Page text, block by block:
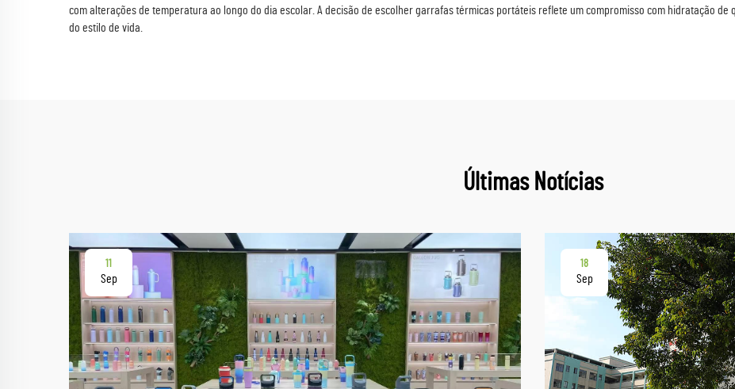
com alterações de temperatura ao longo do dia escolar. A decisão de escolher garrafas térmicas portáteis reflete um compromisso com hidratação
do estilo de vida.
Últimas Notícias
11
Sep
18
Sep